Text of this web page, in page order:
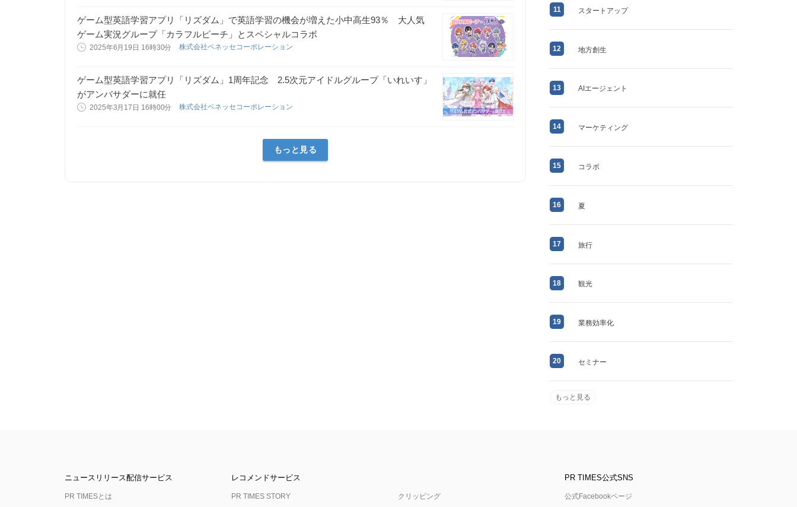
ゲーム型英語学習アプリ「リズダム」で英語学習の機会が増えた小中高生93％ 大人気
ゲーム実況グループ「カラフルピーチ」とスペシャルコラボ
2025年6月19日 16時30分 株式会社ベネッセコーポレーション
ゲーム型英語学習アプリ「リズダム」1周年記念 2.5次元アイドルグループ「いれいす」
がアンバサダーに就任
2025年3月17日 16時00分 株式会社ベネッセコーポレーション
もっと見る
11 スタートアップ
12 地方創生
13 AIエージェント
14 マーケティング
15 コラボ
16 夏
17 旅行
18 観光
19 業務効率化
20 セミナー
もっと見る
ニュースリリース配信サービス
PR TIMESとは
レコメンドサービス
PR TIMES STORY クリッピング
PR TIMES公式SNS
公式Facebookページ